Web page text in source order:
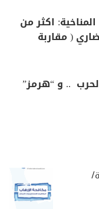
اكثر من
( مقاربة
.. و “هرمز”